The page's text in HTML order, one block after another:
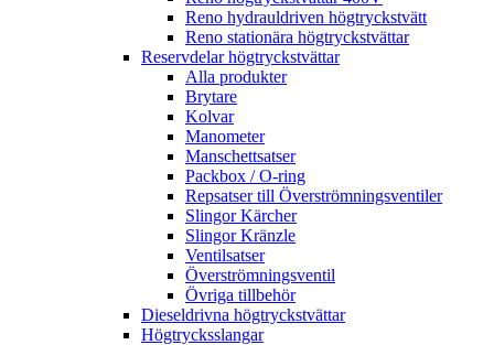
Reno hydrauldriven högtryckstvätt
Reno stationära högtryckstvättar
Reservdelar högtryckstvättar
Alla produkter
Brytare
Kolvar
Manometer
Manschettsatser
Packbox / O-ring
Repsatser till Överströmningsventiler
Slingor Kärcher
Slingor Kränzle
Ventilsatser
Överströmningsventil
Övriga tillbehör
Dieseldrivna högtryckstvättar
Högtrycksslangar